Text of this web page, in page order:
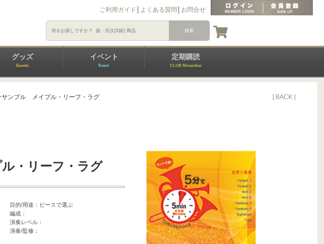
ご利用ガイド よくある質問 お問合せ
グッズ
Goods
イベント
Event
定期購読
CLUB Mmember
サンブル メイプル・リーフ・ラグ [ BACK ]
・リーフ・ラグ
目的/用途：ピースで選ぶ
編成：
演奏レベル：
演奏/監修：